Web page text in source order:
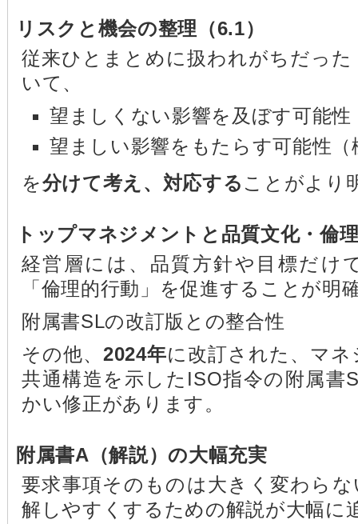
リスクと機会の整理（6.1）
従来ひとまとめに扱われがちだっ
いて、
望ましくない影響を及ぼす可能性
望ましい影響をもたらす可能性（
を分けて考え、対応する ことがより
トップマネジメントと品質文化・倫
経営層には、品質方針や目標だけ
「倫理的行動」を促進することが明
附属書SLの改訂版との整合性
その他、 2024年に改訂された、マ
共通構造を示したISO指令の附属書
かい修正があります。
附属書A（解説）の大幅充実
要求事項そのものは大きく変わら
解しやすくするための解説が大幅に